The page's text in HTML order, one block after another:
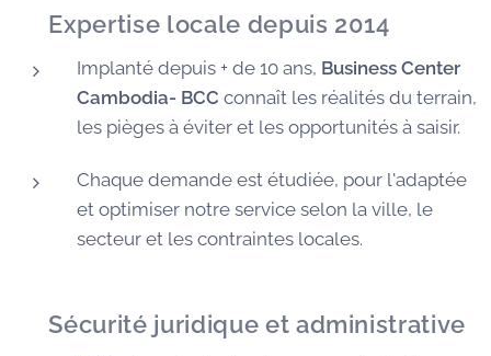
Expertise locale depuis 2014
Implanté depuis + de 10 ans, Business Center
Cambodia- BCC connaît les réalités du terrain,
les pièges à éviter et les opportunités à saisir.
Chaque demande est étudiée, pour l'adaptée
et optimiser notre service selon la ville, le
secteur et les contraintes locales.
🛡️Sécurité juridique et administrative